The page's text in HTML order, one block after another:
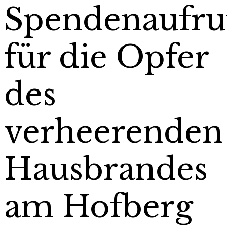
für die Opfer
des
verheerenden
Hausbrandes
am Hofberg